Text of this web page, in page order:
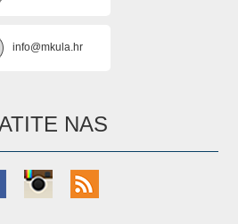
info@mkula.hr
NAS